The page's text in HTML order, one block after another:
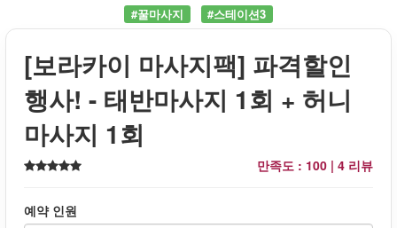
#꿀마사지
#스테이션3
[보라카이 마사지팩] 파격할인
행사! - 태반마사지 1회 + 허니
마사지 1회
만족도 : 100 | 4 리뷰
예약 인원